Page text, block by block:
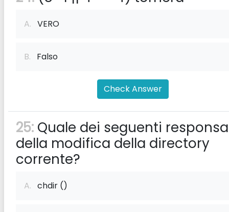
A. VERO
B. Falso
Check Answer
25: Quale dei seguenti
della modifica della directory
corrente?
A. chdir ()